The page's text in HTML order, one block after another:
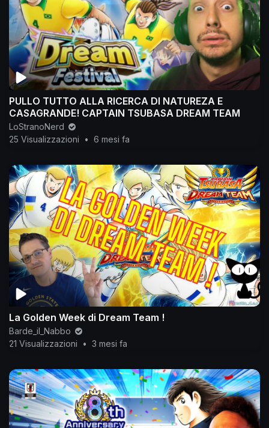
PULLO TUTTO ALLA RICERCA DI NATUREZA E
CASAGRANDE! CAPTAIN TSUBASA DREAM TEAM
LoStranoNerd
25 Visualizzazioni
• 6 mesi fa
La Golden Week di Dream Team !
Barde_il_Nabbo
21 Visualizzazioni
• 3 mesi fa